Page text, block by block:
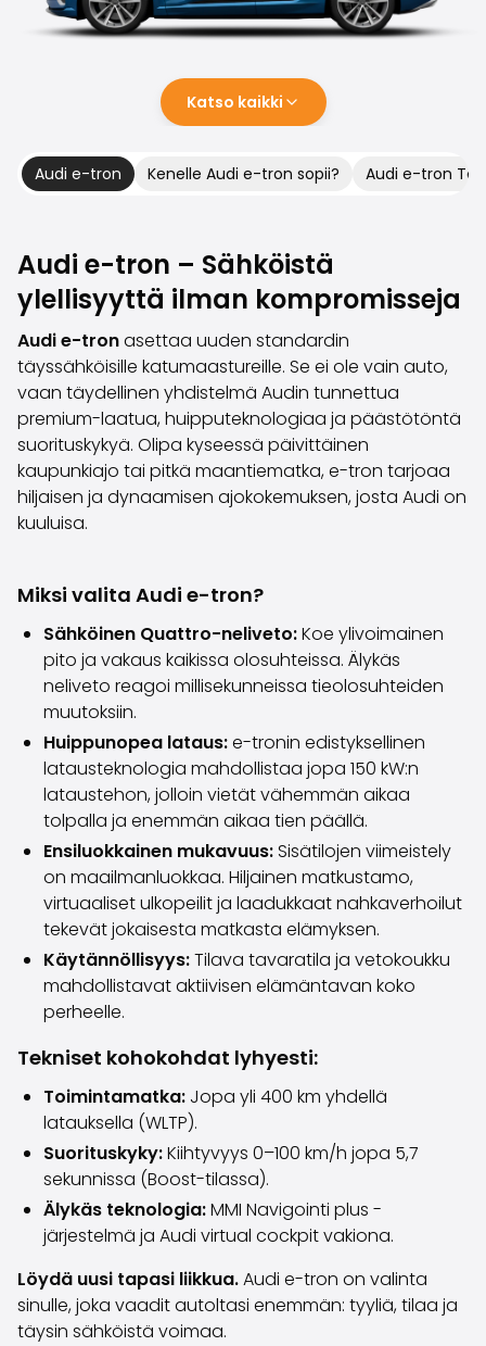
Farmariautot
Huutokauppa-autot
Edulliset autot
Audi
BMW
Kia
Mercedes-Benz
Polestar
Skoda
Tesla
Toyota
Volkswagen
Volvo
Kaikki automerkit
Myy yrityksen auto
Artikkeleita auton myyntiin liittyen
Muista nämä kun myyt auton!
Miten säilytän autoni arvon?
Tuotteet ja palvelut
Autoilun lisäpalvelut
SakaVarma
SakaKasko
Rahoitus
Kotiintoimitus
SakaVarma hyötyajoneuvoille
Varusteet autoosi
Vetokoukut
Renkaat autoon
Auton ostaminen etänä
Saka Select
Uutiset ja kampanjat
Toimipisteet
Yritys
Saka Finland Oy
Hallinto
Ostotiimi
Yhteydenotto
Rekrytointi
Laskutustiedot
Medialle
Kokemuksia Sakasta
Reklamaatiot
Katso kaikki
Audi e-tron Kenelle Audi e-tron sopii? Audi e-tron
Audi e-tron – Sähköistä
ylellisyyttä ilman kompromisseja
Audi e-tronasettaa uuden standardin
täyssähköisille katumaastureille. Se ei ole vain auto,
vaan täydellinen yhdistelmä Audin tunnettua
premium-laatua, huipputeknologiaa ja päästötöntä
suorituskykyä. Olipa kyseessä päivittäinen
kaupunkiajo tai pitkä maantiematka, e-tron tarjoaa
hiljaisen ja dynaamisen ajokokemuksen, josta Audi on
kuuluisa.
Miksi valita Audi e-tron?
Sähköinen Quattro-neliveto:Koe ylivoimainen
pito ja vakaus kaikissa olosuhteissa. Älykäs
neliveto reagoi millisekunneissa tieolosuhteiden
muutoksiin.
Huippunopea lataus:e-tronin edistyksellinen
latausteknologia mahdollistaa jopa 150 kW:n
lataustehon, jolloin vietät vähemmän aikaa
tolpalla ja enemmän aikaa tien päällä.
Ensiluokkainen mukavuus:Sisätilojen viimeistely
on maailmanluokkaa. Hiljainen matkustamo,
virtuaaliset ulkopeilit ja laadukkaat nahkaverhoilut
tekevät jokaisesta matkasta elämyksen.
Käytännöllisyys:Tilava tavaratila ja vetokoukku
mahdollistavat aktiivisen elämäntavan koko
perheelle.
Tekniset kohokohdat lyhyesti:
Toimintamatka: Jopa yli 400 km yhdellä
latauksella (WLTP).
Suorituskyky:Kiihtyvyys 0–100 km/h jopa 5,7
sekunnissa (Boost-tilassa).
Älykäs teknologia:MMI Navigointi plus -
järjestelmä ja Audi virtual cockpit vakiona.
Löydä uusi tapasi liikkua.Audi e-tron on valinta
sinulle, joka vaadit autoltasi enemmän: tyyliä, tilaa ja
täysin sähköistä voimaa.